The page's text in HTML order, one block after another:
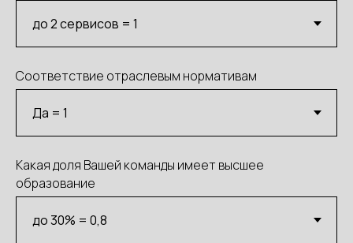
Соответствие отраслевым нормативам
Какая доля Вашей команды имеет высшее
образование